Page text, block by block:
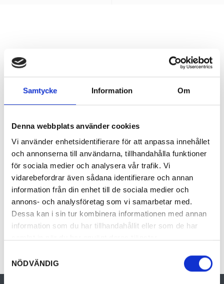
Samtycke Information Om
Denna webbplats använder cookies
Vi använder enhetsidentifierare för att anpassa innehållet
och annonserna till användarna, tillhandahålla funktioner
för sociala medier och analysera vår trafik. Vi
vidarebefordrar även sådana identifierare och annan
information från din enhet till de sociala medier och
annons- och analysföretag som vi samarbetar med.
Dessa kan i sin tur kombinera informationen med annan
information som du har tillhandahållit eller som de har
NÖDVÄNDIG
Torprundan är den kortaste leden i Hovfjället
naturreservat. Leden börjar med en backe upp
mot Hovfjällets topp. I skidbacken finns ett
utsiktstorn med milsvida vyer. Leden tar dig
stora myrar och vidare in i granskog.
Halvvägs längs Torprundan ligger raststugan
Bondfugestorp som är ett gammalt torp från
1800-talets slut. Där kan du grilla på eldstäder
både inne och ute. Ängsmarkerna vid
Bondfugestorp slås varje år, för att bevara
ängsfloran. Längs Torprundan finns skyltar
som berättar om Hovfjällets natur och
historia.